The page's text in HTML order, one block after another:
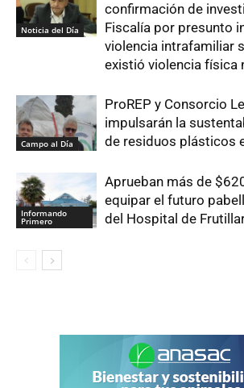
Noticia del Día
confirmación de
Fiscalía por presunto
violencia intrafamiliar
existió violencia física
Campo al Día
ProREP y Consorcio
impulsarán la
de residuos plásticos
Informando
Primero
Aprueban más de
equipar el futuro
del Hospital de